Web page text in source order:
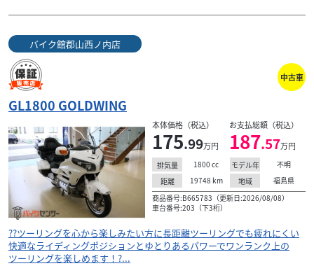
バイク館郡山西ノ内店
中古車
GL1800 GOLDWING
本体価格（税込）
175.99万円
お支払総額（税込）
187.57万円
排気量 1800 cc モデル年
不明
距離
19748 km 地域
福島県
商品番号:B665783（更新日:2026/08/08）
車台番号:203（下3桁）
??ツーリングを心から楽しみたい方に長距離ツーリングでも疲れにくい
快適なライディングポジションとゆとりあるパワーでワンランク上の
ツーリングを楽しめます！?...